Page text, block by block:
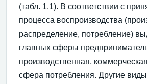
(табл. 1.1). В соответствии с
процесса воспроизводства
распределение, потребление)
главных сферы
производственная,
сфера потребления. Другие виды